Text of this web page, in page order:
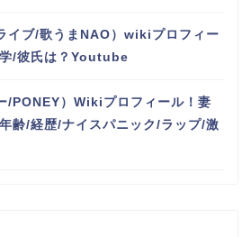
イブ/歌うまNAO）wikiプロフィー
/彼氏は？Youtube
/PONEY）Wikiプロフィール！妻
齢/経歴/ナイスパニック/ラップ/激